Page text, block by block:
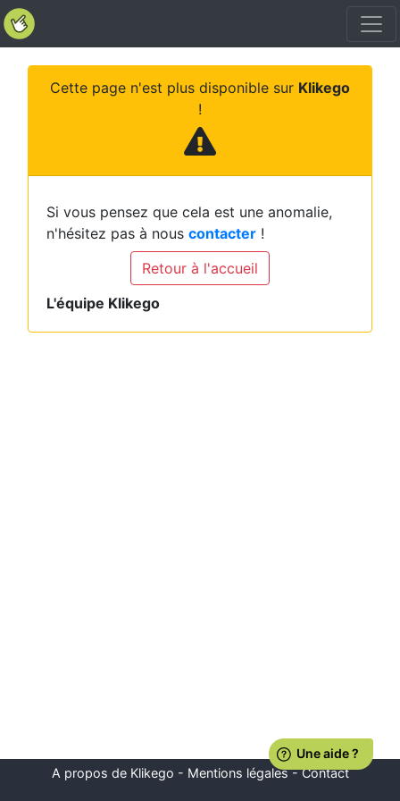
Cette page n'est plus disponible sur Klikego
!
Si vous pensez que cela est une anomalie,
n'hésitez pas à nous contacter !
Retour à l'accueil
L'équipe Klikego
A propos de Klikego - Mentions légales-Contact